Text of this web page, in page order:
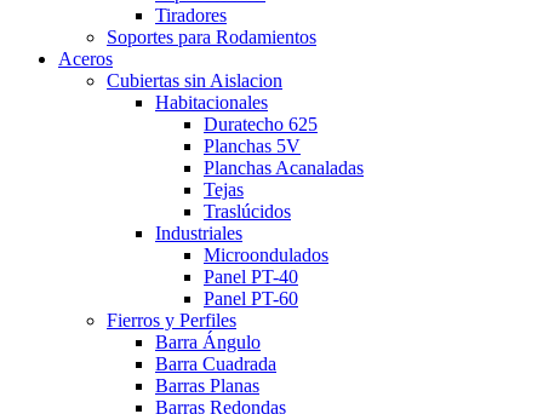
Tiradores
Soportes para Rodamientos
Aceros
Cubiertas sin Aislacion
Habitacionales
Duratecho 625
Planchas 5V
Planchas Acanaladas
Tejas
Traslúcidos
Industriales
Microondulados
Panel PT-40
Panel PT-60
Fierros y Perfiles
Barra Ángulo
Barra Cuadrada
Barras Planas
Barras Redondas